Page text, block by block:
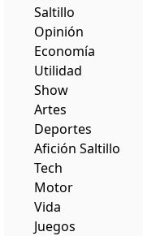
Saltillo
Opinión
Economía
Utilidad
Show
Artes
Deportes
Afición Saltillo
Tech
Motor
Vida
Juegos